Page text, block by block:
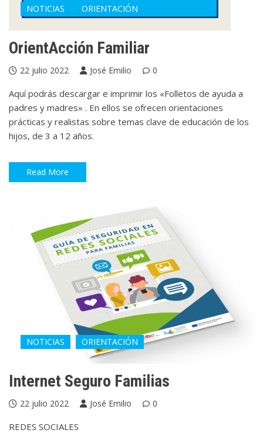
NOTICIAS ORIENTACIÓN
OrientAcción Familiar
22 julio 2022 José Emilio 0
Aquí podrás descargar e imprimir los «Folletos de ayuda a
padres y madres» . En ellos se ofrecen orientaciones
prácticas y realistas sobre temas clave de educación de los
hijos, de 3 a 12 años.
Read More
NOTICIAS ORIENTACIÓN
Internet Seguro Familias
22 julio 2022 José Emilio 0
REDES SOCIALES